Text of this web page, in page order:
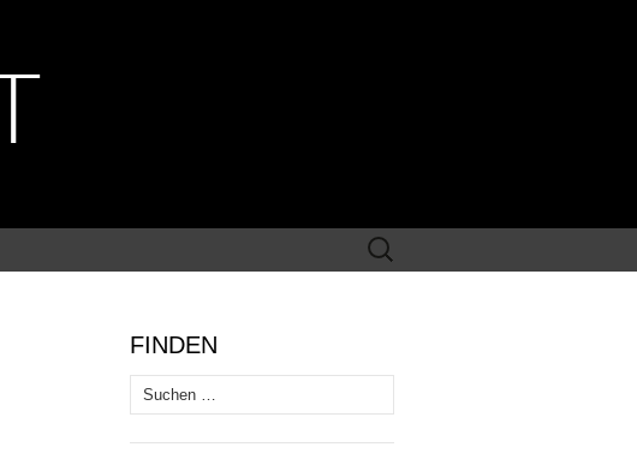
Suchen
nach:
FINDEN
Suchen
nach: